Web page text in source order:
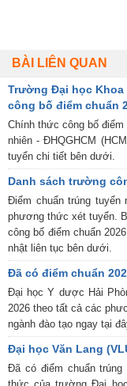
BÀI LIÊN QUAN
Trường Đại học Khoa
công bố điểm chuẩn
Chính thức công bố
nhiên - ĐHQGHCM
tuyển chi tiết bên dưới.
Danh sách trường
Điểm chuẩn trúng
phương thức xét tuyển.
công bố điểm chuẩn
nhật liên tục bên dưới.
Đã có điểm chuẩn
Đại học Y dược Hải
2026 theo tất cả các
ngành đào tạo ngay tại
Đại học Văn Lang
Đã có điểm chuẩn